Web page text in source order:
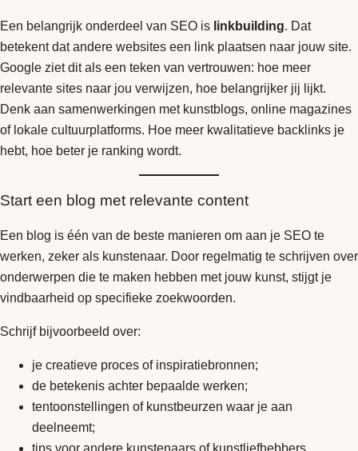
Een belangrijk onderdeel van SEO is linkbuilding. Dat
betekent dat andere websites een link plaatsen naar jouw site.
Google ziet dit als een teken van vertrouwen: hoe meer
relevante sites naar jou verwijzen, hoe belangrijker jij lijkt.
Denk aan samenwerkingen met kunstblogs, online magazines
of lokale cultuurplatforms. Hoe meer kwalitatieve backlinks je
hebt, hoe beter je ranking wordt.
Start een blog met relevante content
Een blog is één van de beste manieren om aan je SEO te
werken, zeker als kunstenaar. Door regelmatig te schrijven over
onderwerpen die te maken hebben met jouw kunst, stijgt je
vindbaarheid op specifieke zoekwoorden.
Schrijf bijvoorbeeld over:
je creatieve proces of inspiratiebronnen;
de betekenis achter bepaalde werken;
tentoonstellingen of kunstbeurzen waar je aan
deelneemt;
tips voor andere kunstenaars of kunstliefhebbers.